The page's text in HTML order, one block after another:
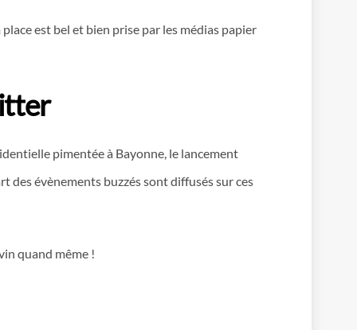
est bel et bien prise par les médias papier
pimentée à Bayonne, le lancement
des évènements buzzés sont diffusés sur ces
quand même !